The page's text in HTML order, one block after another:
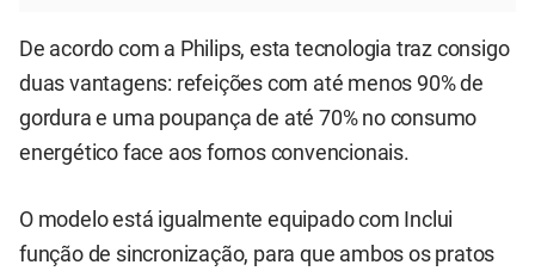
De acordo com a Philips, esta tecnologia traz consigo
duas vantagens: refeições com até menos 90% de
gordura e uma poupança de até 70% no consumo
energético face aos fornos convencionais.
O modelo está igualmente equipado com Inclui
função de sincronização, para que ambos os pratos